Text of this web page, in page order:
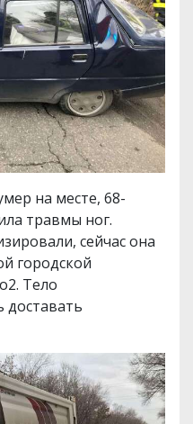
на месте, 68-
травмы ног.
сейчас она
городской
Тело
доставать